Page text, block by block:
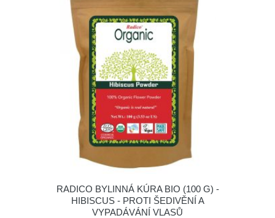
RADICO BYLINNÁ KÚRA BIO (100 G) -
HIBISCUS - PROTI ŠEDIVĚNÍ A
VYPADÁVÁNÍ VLASŮ